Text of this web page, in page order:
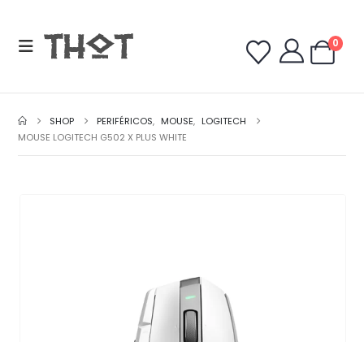
0
SHOP PERIFÉRICOS, MOUSE, LOGITECH
MOUSE LOGITECH G502 X PLUS WHITE